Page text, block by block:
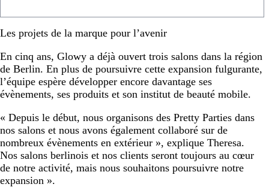
Les projets de la marque pour l’avenir
En cinq ans, Glowy a déjà ouvert trois salons dans la région
de Berlin. En plus de poursuivre cette expansion fulgurante,
l’équipe espère développer encore davantage ses
évènements, ses produits et son institut de beauté mobile.
« Depuis le début, nous organisons des Pretty Parties dans
nos salons et nous avons également collaboré sur de
nombreux évènements en extérieur », explique Theresa.
Nos salons berlinois et nos clients seront toujours au cœur
de notre activité, mais nous souhaitons poursuivre notre
expansion ».